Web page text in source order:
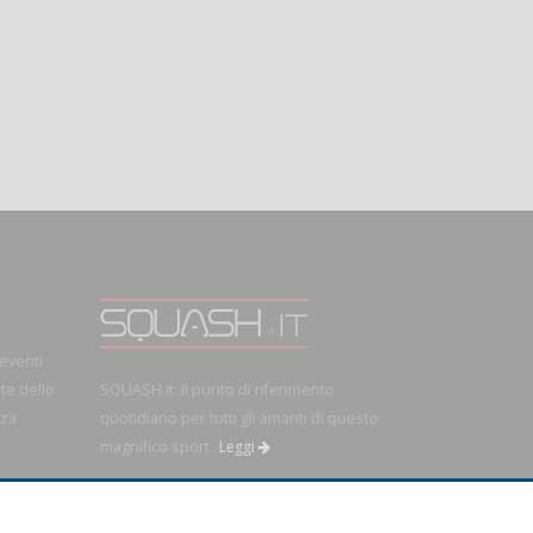
dello
SQUASH.it: Il punto di riferimento
quotidiano per tutti gli amanti di questo
magnifico sport.
Leggi